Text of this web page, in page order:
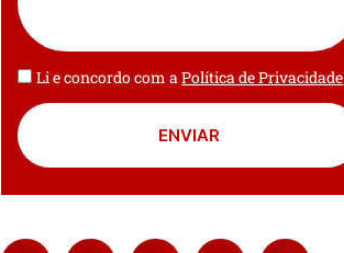
Li e concordo com aPolítica de Privacidade
ENVIAR